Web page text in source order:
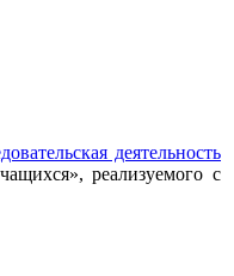
деятельность
реализуемого с